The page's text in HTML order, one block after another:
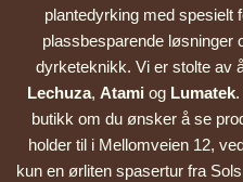
plantedyrking med spesielt
plassbesparende løsninger
Lechuza, Atami og Lumatek.
butikk om du ønsker å se
holder til i Mellomveien 12,
kun en ørliten spasertur fra